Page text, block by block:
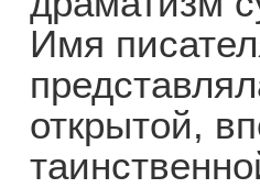
Имя
открытой,